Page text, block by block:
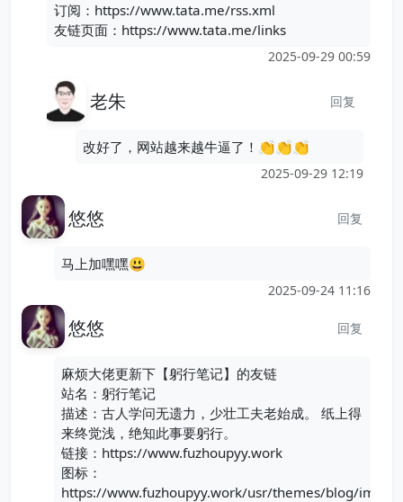
订阅：https://www.tata.me/rss.xml
友链页面：https://www.tata.me/links
2025-09-29 00:59
老朱 回复
改好了，网站越来越牛逼了！👏👏👏
2025-09-29 12:19
悠悠 回复
马上加嘿嘿😃
2025-09-24 11:16
悠悠 回复
麻烦大佬更新下【躬行笔记】的友链
站名：躬行笔记
描述：古人学问无遗力，少壮工夫老始成。 纸上得
来终觉浅，绝知此事要躬行。
链接：https://www.fuzhoupyy.work
图标：
https://www.fuzhoupyy.work/usr/themes/blog/